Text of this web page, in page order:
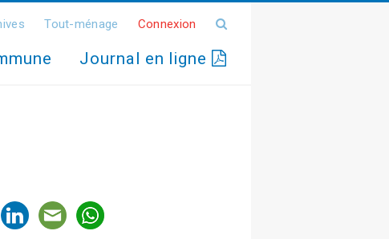
Tout-ménage Connexion
Journal en ligne